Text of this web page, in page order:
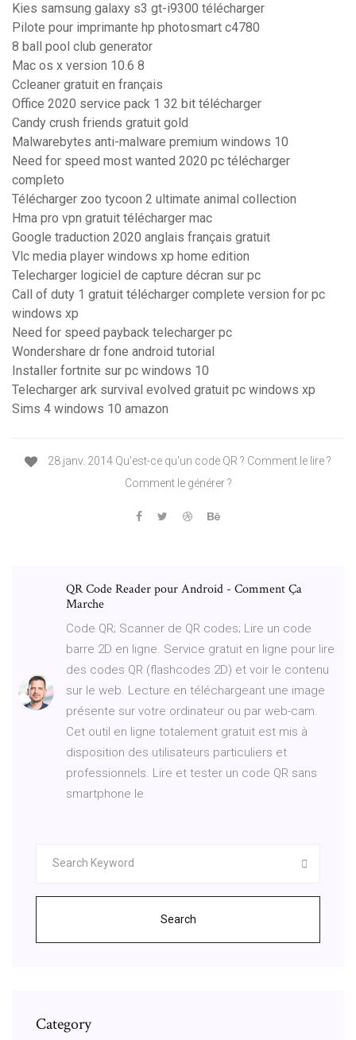
Kies samsung galaxy s3 gt-i9300 télécharger
Pilote pour imprimante hp photosmart c4780
8 ball pool club generator
Mac os x version 10.6 8
Ccleaner gratuit en français
Office 2020 service pack 1 32 bit télécharger
Candy crush friends gratuit gold
Malwarebytes anti-malware premium windows 10
Need for speed most wanted 2020 pc télécharger
completo
Télécharger zoo tycoon 2 ultimate animal collection
Hma pro vpn gratuit télécharger mac
Google traduction 2020 anglais français gratuit
Vlc media player windows xp home edition
Telecharger logiciel de capture décran sur pc
Call of duty 1 gratuit télécharger complete version for pc
windows xp
Need for speed payback telecharger pc
Wondershare dr fone android tutorial
Installer fortnite sur pc windows 10
Telecharger ark survival evolved gratuit pc windows xp
Sims 4 windows 10 amazon
28 janv. 2014 Qu'est-ce qu'un code QR ? Comment le lire ?
Comment le générer ?
QR Code Reader pour Android - Comment Ça
Marche
Code QR; Scanner de QR codes; Lire un code
barre 2D en ligne. Service gratuit en ligne pour lire
des codes QR (flashcodes 2D) et voir le contenu
sur le web. Lecture en téléchargeant une image
présente sur votre ordinateur ou par web-cam.
Cet outil en ligne totalement gratuit est mis à
disposition des utilisateurs particuliers et
professionnels. Lire et tester un code QR sans
smartphone le
Search
Category